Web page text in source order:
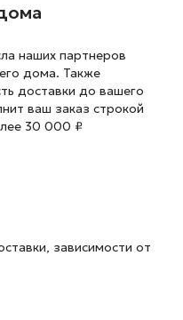
наших партнеров
дома. Также
доставки до вашего
ваш заказ строкой
30 000 ₽
зависимости от